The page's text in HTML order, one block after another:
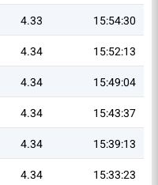
15:54:30
4.33
15:52:13
4.34
15:49:04
4.34
15:43:37
4.34
15:39:13
4.34
15:33:23
4.34